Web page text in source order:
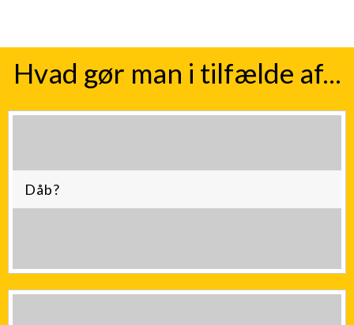
Hvad gør man i tilfælde af...
Dåb?